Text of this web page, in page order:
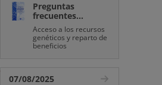
Preguntas
frecuentes...
Acceso a los recursos
genéticos y reparto de
beneficios
07/08/2025